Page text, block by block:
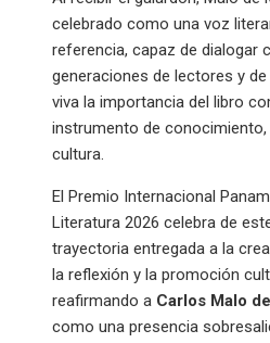
celebrado como una voz
referencia, capaz de dialogar
generaciones de lectores y
viva la importancia del libro
instrumento de conocimiento,
cultura.
El Premio Internacional
Literatura 2026 celebra de
trayectoria entregada a la
la reflexión y la promoción
reafirmando a Carlos Malo
como una presencia